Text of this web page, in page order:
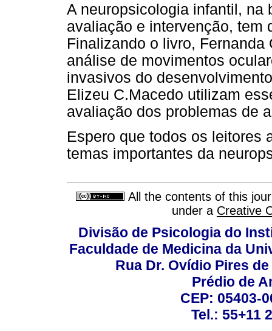
A neuropsicologia infantil, na
avaliação e intervenção, tem
Finalizando o livro,
análise de movimentos
invasivos do
Elizeu C.Macedo utilizam
avaliação dos problemas de
Espero que todos os leitores
temas importantes da
All the contents of this
under a Creative
Divisão de Psicologia do
Faculdade de Medicina da
Rua Dr. Ovídio Pires
Prédio de
CEP: 05403-
Tel.: 55+11